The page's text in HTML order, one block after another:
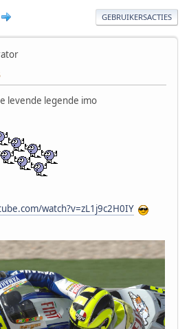
GEBRUIKERSACTIES
levende legende imo
watch?v=zL1j9c2H0IY